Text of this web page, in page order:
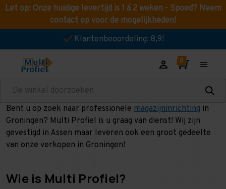
Let op: Onze huidige levertijd is 1 á 2 weken - Spoed? Neem
contact op voor de mogelijkheden!
Klantenbeoordeling: 8,9!
Zoeken
Bent u op zoek naar professionele magazijninrichting in
Groningen? Multi Profiel is u graag van dienst! Wij zijn
gevestigd in Assen maar leveren ook een groot gedeelte
van onze verkopen in Groningen!
Wie is Multi Profiel?